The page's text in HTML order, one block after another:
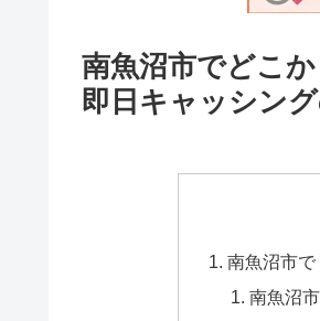
南魚沼市でどこ
即日キャッシン
南魚沼市
南魚沼